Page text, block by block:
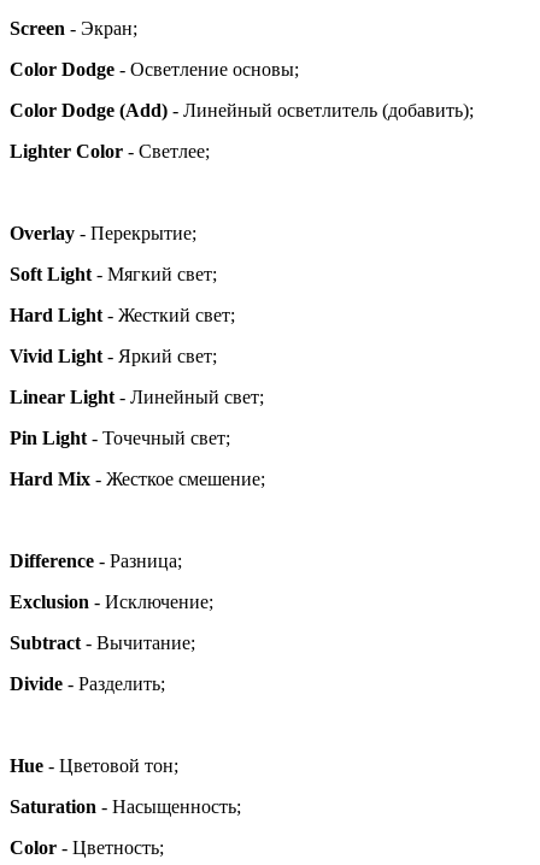
Screen - Экран;
Color Dodge - Осветление основы;
Color Dodge (Add) - Линейный осветлитель (добавить);
Lighter Color - Светлее;
Overlay - Перекрытие;
Soft Light - Мягкий свет;
Hard Light - Жесткий свет;
Vivid Light - Яркий свет;
Linear Light - Линейный свет;
Pin Light - Точечный свет;
Hard Mix - Жесткое смешение;
Difference - Разница;
Exclusion - Исключение;
Subtract - Вычитание;
Divide - Разделить;
Hue - Цветовой тон;
Saturation - Насыщенность;
Color - Цветность;